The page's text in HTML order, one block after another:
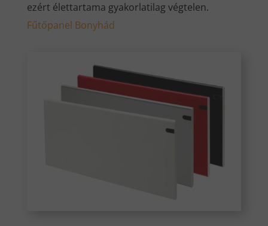
ezért élettartama gyakorlatilag végtelen.
Fűtőpanel Bonyhád